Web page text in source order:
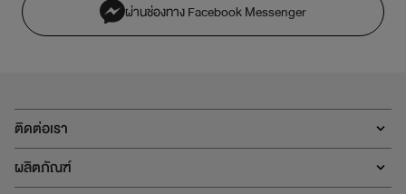
ผ่านช่องทาง Facebook Messenger
ติดต่อเรา
ผลิตภัณฑ์